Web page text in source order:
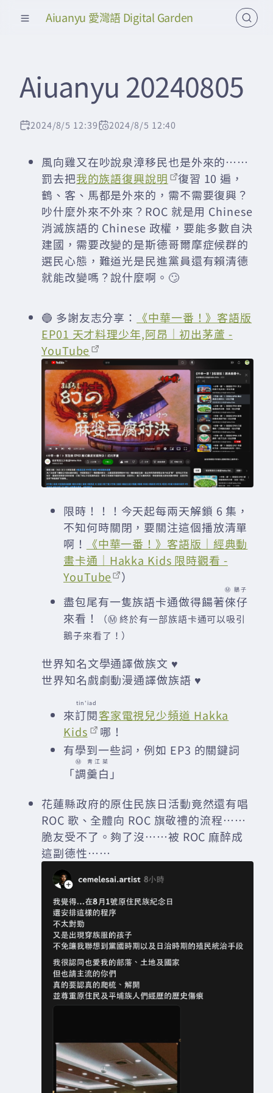
Aiuanyu 愛灣語 Digital Garden
Aiuanyu 20240805
2024/8/5 12:39 2024/8/5 12:40
風向雞又在吵說泉漳移民也是外來的……
罰去把我的族語復興說明
復習 10 遍，
鶴、客、馬都是外來的，需不需要復興？
吵什麼外來不外來？ROC 就是用 Chinese
消滅族語的 Chinese 政權，要能多數自決
建國，需要改變的是斯德哥爾摩症候群的
選民心態，難道光是民進黨員還有賴清德
就能改變嗎？說什麼啊。🙄
🔵 多謝友志分享：
《中華一番！》客語版
EP01 天才料理少年,阿昂｜初出茅蘆 -
YouTube
限時！！！今天起每兩天解鎖 6 集，
不知何時關閉，要關注這個播放清單
啊！
《中華一番！》客語版｜經典動
畫卡通｜Hakka Kids 限時觀看 -
YouTube
）
盡包尾有一隻族語卡通做得餳著倈仔
Ⓜ️ 鵝子
來看！
（Ⓜ️ 終於有一部族語卡通可以吸引
鵝子來看了！）
世界知名文學通譯做族文 ♥
世界知名戲劇動漫通譯做族語 ♥
來訂閱
tin'iad
客家電視兒少頻道 Hakka
Kids
哪！
有學到一些詞，例如 EP3 的關鍵詞
「調羹白
Ⓜ️ 青江菜
」
花蓮縣政府的原住民族日活動竟然還有唱
ROC 歌、全體向 ROC 旗敬禮的流程……
脆友受不了。夠了沒……被 ROC 麻醉成
這副德性……